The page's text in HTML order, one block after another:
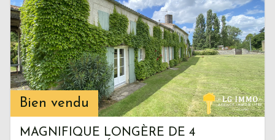
Bien vendu
MAGNIFIQUE LONGÈRE DE 4